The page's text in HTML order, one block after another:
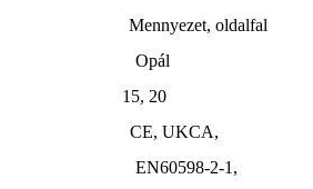
oldalfal
Opál
15, 20
UKCA,
2-1,